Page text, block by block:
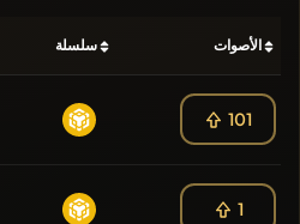
سلسلة الأصوات
101
1